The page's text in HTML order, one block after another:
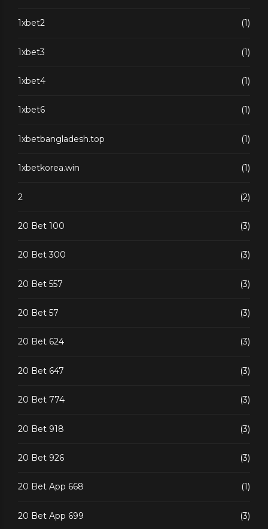
1xbet2 (1)
1xbet3 (1)
1xbet4 (1)
1xbet6 (1)
1xbetbangladesh.top (1)
1xbetkorea.win (1)
2 (2)
20 Bet 100 (3)
20 Bet 300 (3)
20 Bet 557 (3)
20 Bet 57 (3)
20 Bet 624 (3)
20 Bet 647 (3)
20 Bet 774 (3)
20 Bet 918 (3)
20 Bet 926 (3)
20 Bet App 668 (1)
20 Bet App 699 (3)